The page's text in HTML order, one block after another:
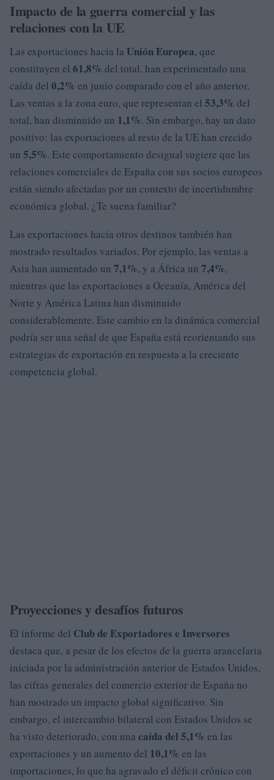
Impacto de la guerra comercial y las
relaciones con la UE
Las exportaciones hacia la Unión Europea, que
constituyen el 61,8% del total, han experimentado una
caída del 0,2% en junio comparado con el año anterior.
Las ventas a la zona euro, que representan el 53,3% del
total, han disminuido un 1,1%. Sin embargo, hay un dato
positivo: las exportaciones al resto de la UE han crecido
un 5,5%. Este comportamiento desigual sugiere que las
relaciones comerciales de España con sus socios europeos
están siendo afectadas por un contexto de incertidumbre
económica global. ¿Te suena familiar?
Las exportaciones hacia otros destinos también han
mostrado resultados variados. Por ejemplo, las ventas a
Asia han aumentado un 7,1%, y a África un 7,4%,
mientras que las exportaciones a Oceanía, América del
Norte y América Latina han disminuido
considerablemente. Este cambio en la dinámica comercial
podría ser una señal de que España está reorientando sus
estrategias de exportación en respuesta a la creciente
competencia global.
Proyecciones y desafíos futuros
El informe del Club de Exportadores e Inversores
destaca que, a pesar de los efectos de la guerra arancelaria
iniciada por la administración anterior de Estados Unidos,
las cifras generales del comercio exterior de España no
han mostrado un impacto global significativo. Sin
embargo, el intercambio bilateral con Estados Unidos se
ha visto deteriorado, con una caída del 5,1% en las
exportaciones y un aumento del 10,1% en las
importaciones, lo que ha agravado el déficit crónico con